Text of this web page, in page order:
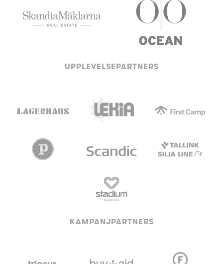
UPPLEVELSEPARTNERS
KAMPANJPARTNERS